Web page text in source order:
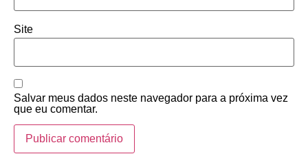
Site
Salvar meus dados neste navegador para a próxima vez
que eu comentar.